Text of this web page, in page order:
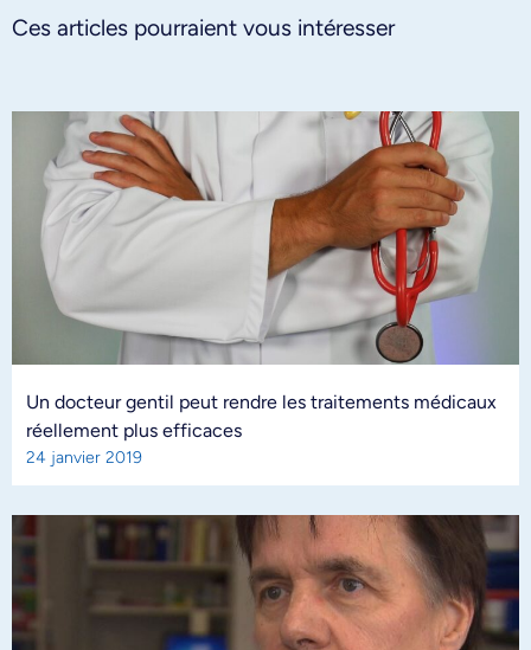
Ces articles pourraient vous intéresser
Un docteur gentil peut rendre les traitements médicaux
réellement plus efficaces
24 janvier 2019